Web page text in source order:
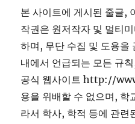
본 사이트에 게시된 줄글,
작권은 원저작자 및 멀티
하며, 무단 수집 및 도용을
내에서 언급되는 모든 규
공식 웹사이트 http://
용을 위배할 수 없으며, 학
라서 학사, 학적 등에 관련